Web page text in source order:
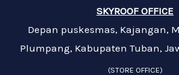
SKYROOF OFFICE
Depan puskesmas, Kajangan,
Plumpang, Kabupaten Tuban,
(STORE OFFICE)